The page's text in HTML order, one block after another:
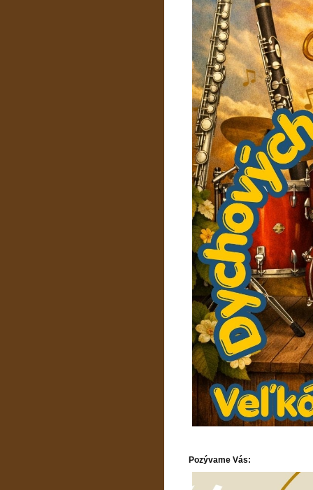
Pozývame Vás: